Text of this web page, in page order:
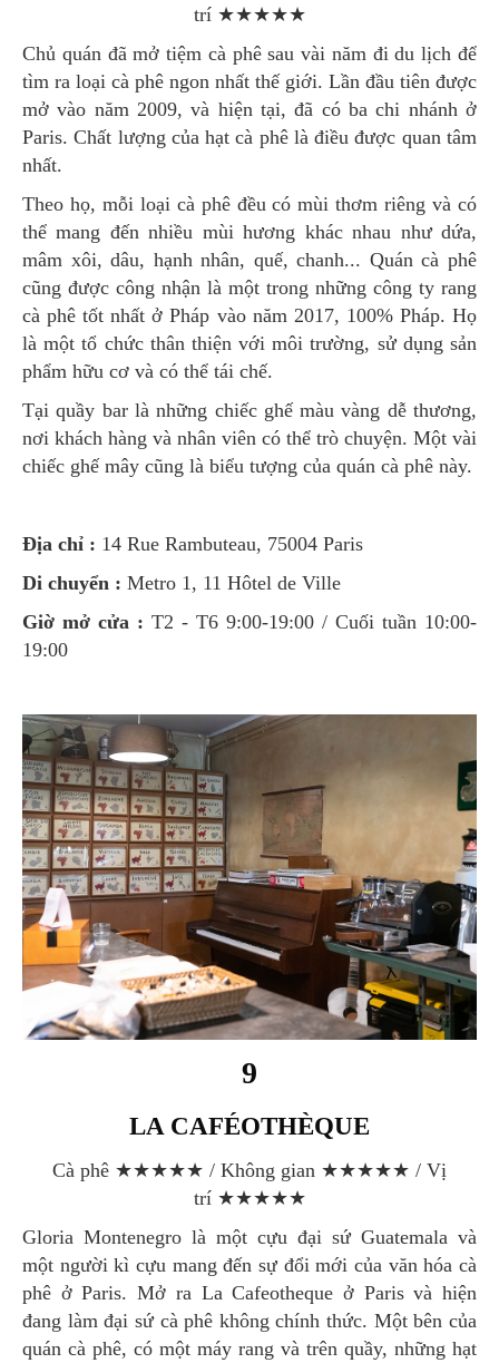
trí ★★★★★
Chủ quán đã mở tiệm cà phê sau vài năm đi du lịch để
tìm ra loại cà phê ngon nhất thế giới. Lần đầu tiên được
mở vào năm 2009, và hiện tại, đã có ba chi nhánh ở
Paris. Chất lượng của hạt cà phê là điều được quan tâm
nhất.
Theo họ, mỗi loại cà phê đều có mùi thơm riêng và có
thể mang đến nhiều mùi hương khác nhau như dứa,
mâm xôi, dâu, hạnh nhân, quế, chanh... Quán cà phê
cũng được công nhận là một trong những công ty rang
cà phê tốt nhất ở Pháp vào năm 2017, 100% Pháp. Họ
là một tổ chức thân thiện với môi trường, sử dụng sản
phẩm hữu cơ và có thể tái chế.
Tại quầy bar là những chiếc ghế màu vàng dễ thương,
nơi khách hàng và nhân viên có thể trò chuyện. Một vài
chiếc ghế mây cũng là biểu tượng của quán cà phê này.
Địa chỉ : 14 Rue Rambuteau, 75004 Paris
Di chuyển : Metro 1, 11 Hôtel de Ville
Giờ mở cửa : T2 - T6 9:00-19:00 / Cuối tuần 10:00-
19:00
9
LA CAFÉOTHÈQUE
Cà phê ★★★★★ / Không gian ★★★★★ / Vị
trí ★★★★★
Gloria Montenegro là một cựu đại sứ Guatemala và
một người kì cựu mang đến sự đổi mới của văn hóa cà
phê ở Paris. Mở ra La Cafeotheque ở Paris và hiện
đang làm đại sứ cà phê không chính thức. Một bên của
quán cà phê, có một máy rang và trên quầy, những hạt